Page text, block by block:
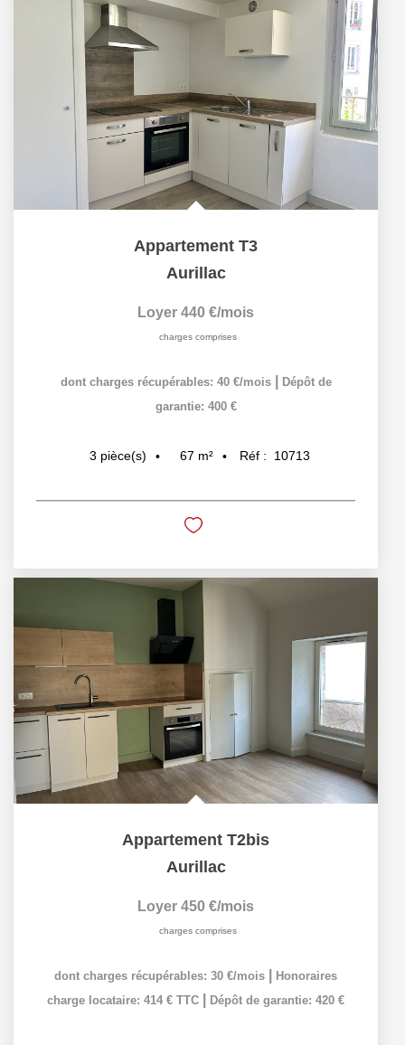
Appartement T3
Aurillac
Loyer 440 €/mois
charges comprises
dont charges récupérables: 40 €/mois
Dépôt de
garantie: 400 €
3 pièce(s) 67 m² Réf : 10713
Appartement T2bis
Aurillac
Loyer 450 €/mois
charges comprises
dont charges récupérables: 30 €/mois
Honoraires
charge locataire: 414 € TTC
Dépôt de garantie: 420 €